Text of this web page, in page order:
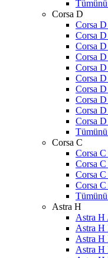
Corsa D
Corsa
Corsa
Corsa
Corsa
Corsa
Corsa
Corsa
Corsa
Corsa
Corsa
Corsa C
Corsa C
Corsa C
Corsa
Corsa C
Astra H
Astra H
Astra H
Astra H
Astra H